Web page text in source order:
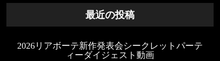
最近の投稿
2026リアボーテ新作発表会シークレットパーテ
ィーダイジェスト動画